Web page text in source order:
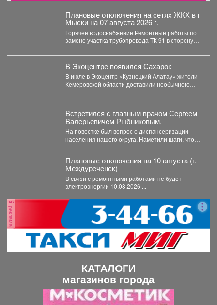
Плановые отключения на сетях ЖКХ в г.
Мыски на 07 августа 2026 г.
Горячее водоснабжение Ремонтные работы по
замене участка трубопровода ТК 91 в сторону
В Экоцентре появился Сахарок
В июле в Экоцентр «Кузнецкий Алатау» жители
Кемеровской области доставили необычного
Встретился с главным врачом Сергеем
Валерьевичем Рыбниковым.
На повестке был вопрос о диспансеризации
населения нашего округа. Наметили шаги, чтобы
Плановые отключения на 10 августа (г.
Междуреченск)
В связи с ремонтными работами не будет
электроэнергии 10.08.2026 ...
реклама
КАТАЛОГИ
магазинов города